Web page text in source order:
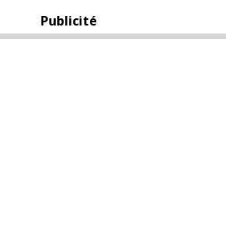
Publicité